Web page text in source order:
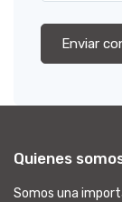
Enviar
Quienes
Somos una